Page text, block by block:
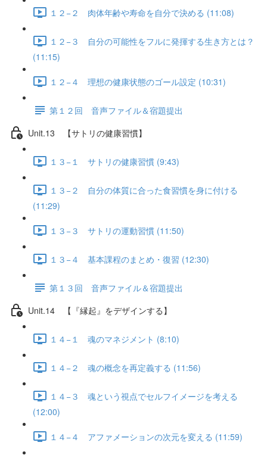
１２−２ 肉体年齢や寿命を自分で決める (11:08)
１２−３ 自分の可能性をフルに発揮する生き方とは？
(11:15)
１２−４ 理想の健康状態のゴール設定 (10:31)
第１２回 音声ファイル＆宿題提出
Unit.13 【サトリの健康習慣】
１３−１ サトリの健康習慣 (9:43)
１３−２ 自分の体質に合った食習慣を身に付ける
(11:29)
１３−３ サトリの運動習慣 (11:50)
１３−４ 基本課程のまとめ・復習 (12:30)
第１３回 音声ファイル＆宿題提出
Unit.14 【『縁起』をデザインする】
１４−１ 魂のマネジメント (8:10)
１４−２ 魂の概念を再定義する (11:56)
１４−３ 魂という視点でセルフイメージを考える
(12:00)
１４−４ アファメーションの次元を変える (11:59)